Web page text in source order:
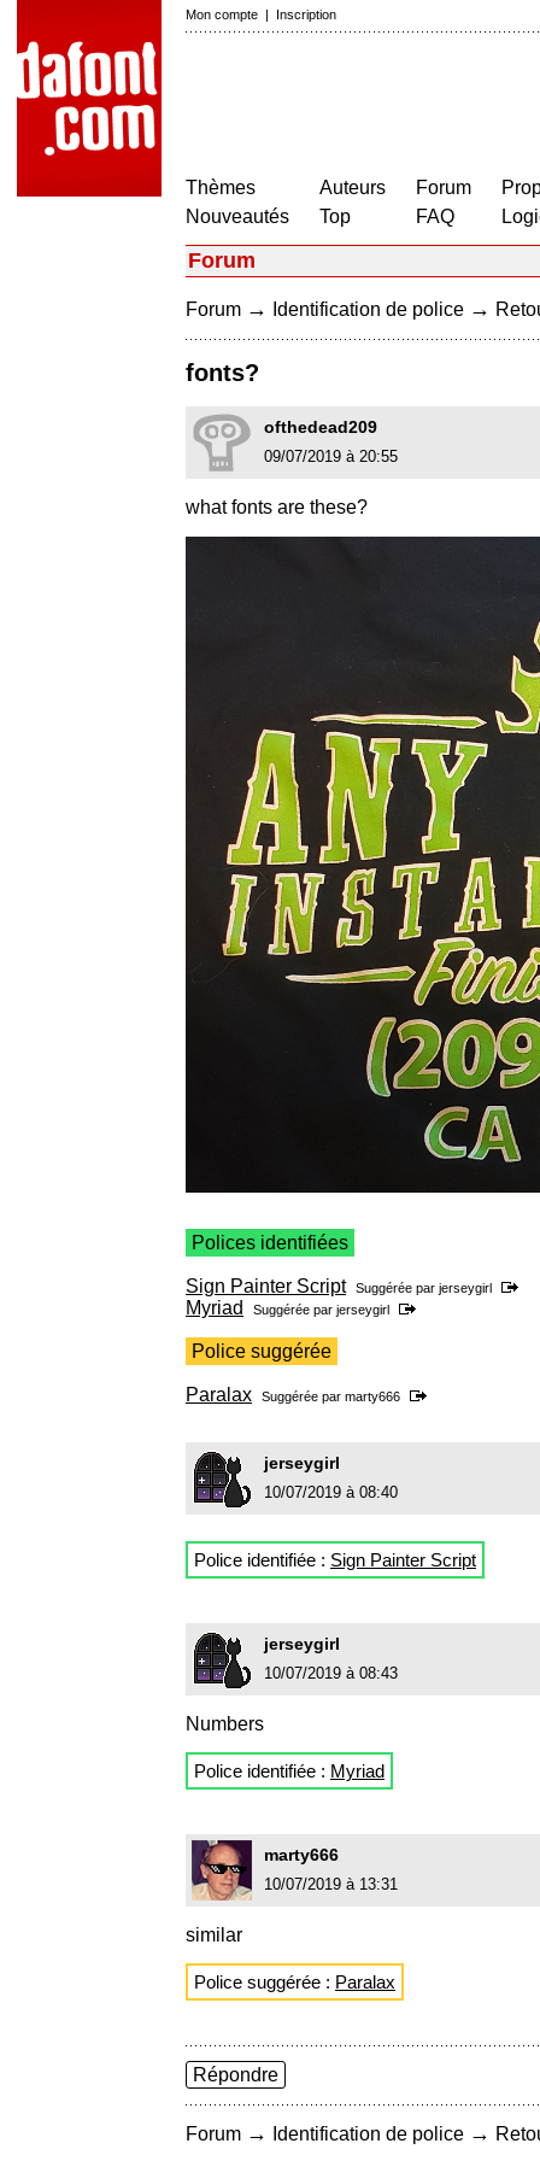
Mon compte | Inscription
Thèmes
Nouveautés
Auteurs
Top
Forum
FAQ
Forum
Forum → Identification de police →
fonts?
ofthedead209
09/07/2019 à 20:55
what fonts are these?
Polices identifiées
Sign Painter Script Suggérée par jerseygirl
Myriad Suggérée par jerseygirl
Police suggérée
Paralax Suggérée par marty666
jerseygirl
10/07/2019 à 08:40
Police identifiée : Sign Painter Script
jerseygirl
10/07/2019 à 08:43
Numbers
Police identifiée : Myriad
marty666
10/07/2019 à 13:31
similar
Police suggérée : Paralax
Répondre
Forum → Identification de police →